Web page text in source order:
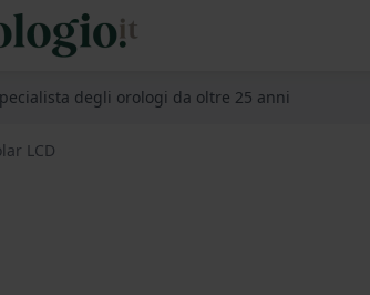
degli orologi da oltre 25 anni
LCD